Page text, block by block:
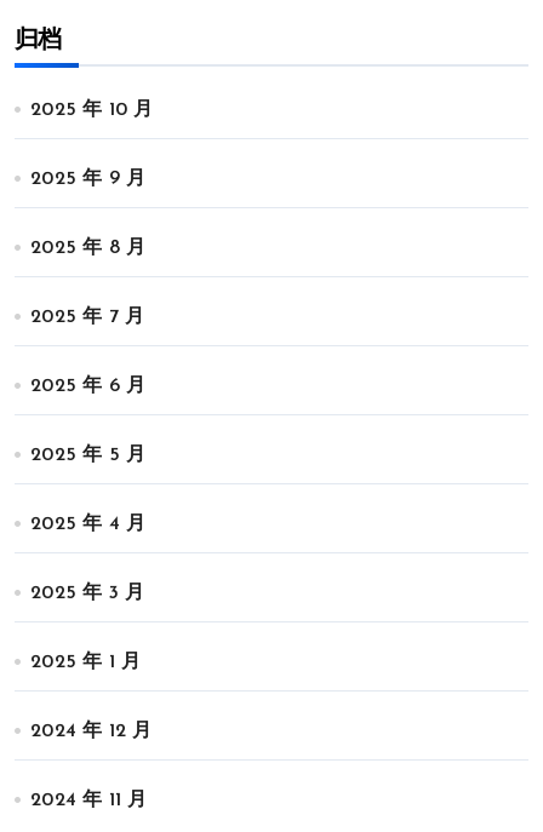
归档
2025 年 10 月
2025 年 9 月
2025 年 8 月
2025 年 7 月
2025 年 6 月
2025 年 5 月
2025 年 4 月
2025 年 3 月
2025 年 1 月
2024 年 12 月
2024 年 11 月